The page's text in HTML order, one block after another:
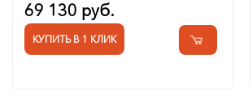
69 130 руб.
КУПИТЬ В 1 КЛИК